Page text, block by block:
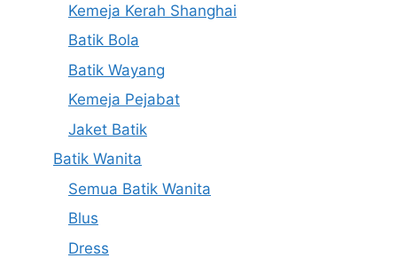
Kemeja Kerah Shanghai
Batik Bola
Batik Wayang
Kemeja Pejabat
Jaket Batik
Batik Wanita
Semua Batik Wanita
Blus
Dress